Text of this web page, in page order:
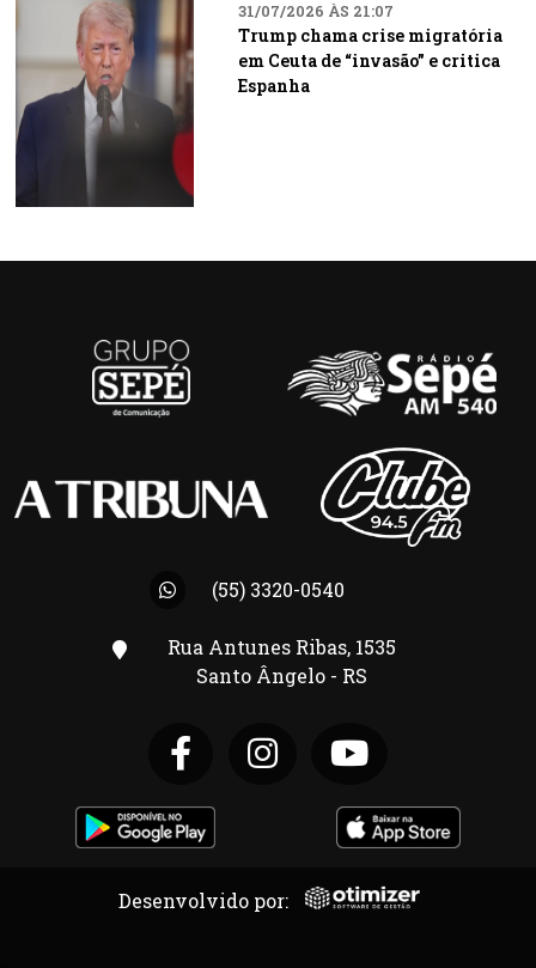
31/07/2026 ÀS 21:07
Trump chama crise migratória
em Ceuta de “invasão” e critica
Espanha
(55) 3320-0540
Rua Antunes Ribas, 1535
Santo Ângelo - RS
Desenvolvido por: